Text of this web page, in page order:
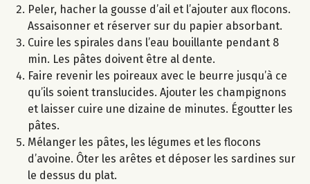
Peler, hacher la gousse d’ail et l’ajouter aux flocons.
Assaisonner et réserver sur du papier absorbant.
Cuire les spirales dans l’eau bouillante pendant 8
min. Les pâtes doivent être al dente.
Faire revenir les poireaux avec le beurre jusqu’à ce
qu’ils soient translucides. Ajouter les champignons
et laisser cuire une dizaine de minutes. Égoutter les
pâtes.
Mélanger les pâtes, les légumes et les flocons
d’avoine. Ôter les arêtes et déposer les sardines sur
le dessus du plat.